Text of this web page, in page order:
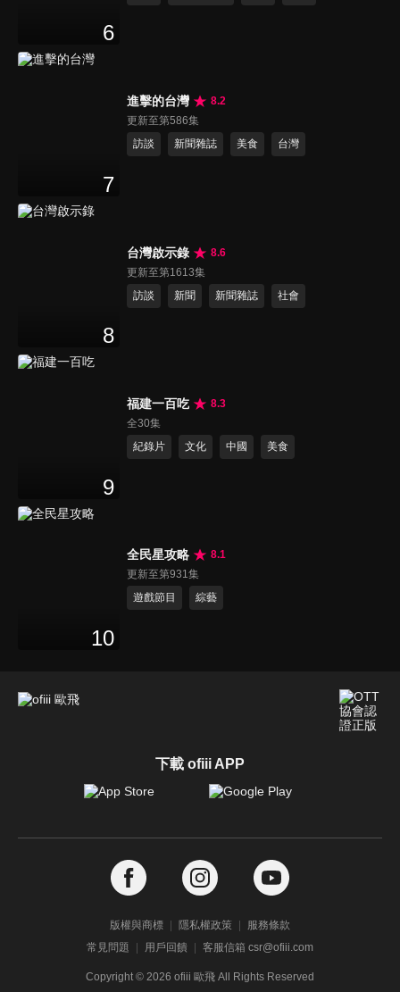
6
7
進擊的台灣
8.2
更新至第586集
訪談
新聞雜誌 美食 台灣
8
台灣啟示錄
8.6
更新至第1613集
訪談
新聞 新聞雜誌 社會
9
福建一百吃
8.3
全30集
紀錄片
文化 中國 美食
10
全民星攻略
8.1
更新至第931集
遊戲節目
綜藝
下載 ofiii APP
版權與商標 隱私權政策
服務條款
常見問題
用戶回饋 客服信箱 csr@ofiii.com
Copyright © 2026 ofiii 歐飛 All Rights Reserved